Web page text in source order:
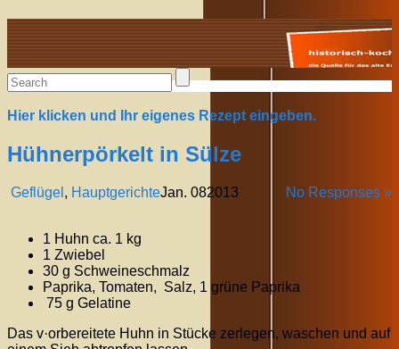
Alte Rezepte online
Hier klicken und Ihr eigenes Rezept eingeben.
Hühnerpörkelt in Sülze
Geflügel , Hauptgerichte No Responses »
Jan. 082013
1 Huhn ca. 1 kg
1 Zwiebel
30 g Schweineschmalz
Paprika, Tomaten, Salz, 1 grüne Paprika
75 g Gelatine
Das v·orbereitete Huhn in Stücke zerlegen, waschen und auf